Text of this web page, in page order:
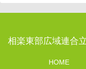
相楽東部広域連合
HOME